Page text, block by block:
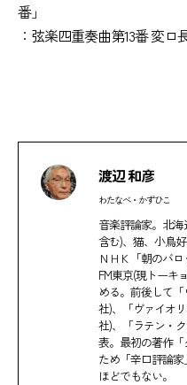
番」
：弦楽四重奏曲第13番 変ロ
渡辺 和彦
わたなべ・かずひこ
音楽評論家。北
含む)、猫、小鳥好
ＮＨＫ「朝のバロ
FM東京(現トーキ
める。前後して
社)、「ヴァイオ
社)、「ラテン・
表。最初の著作
ため「辛口評論
ほどでもない。